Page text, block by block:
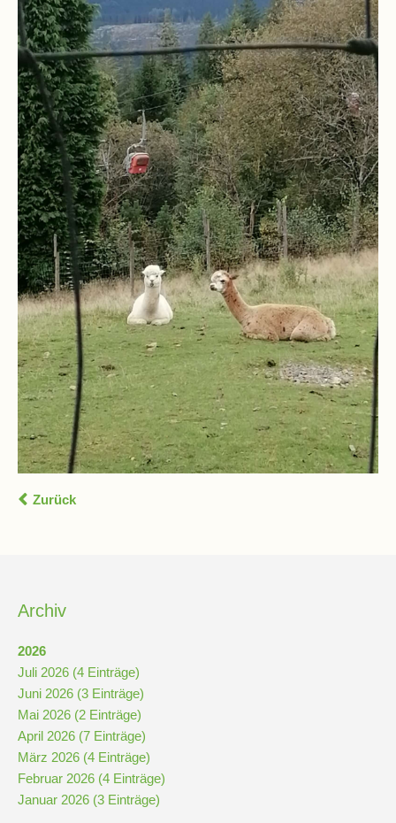
Downloads
und
Formulare
Infos
für
Viertklässler
Anmeldung
Schülerbücherei
Hausordnung
Schulbuchordnung
Pausenordnung
Handynutzung
Sponsoren
Zurück
Archiv
2026
Juli 2026 (4 Einträge)
Juni 2026 (3 Einträge)
Mai 2026 (2 Einträge)
April 2026 (7 Einträge)
März 2026 (4 Einträge)
Februar 2026 (4 Einträge)
Januar 2026 (3 Einträge)